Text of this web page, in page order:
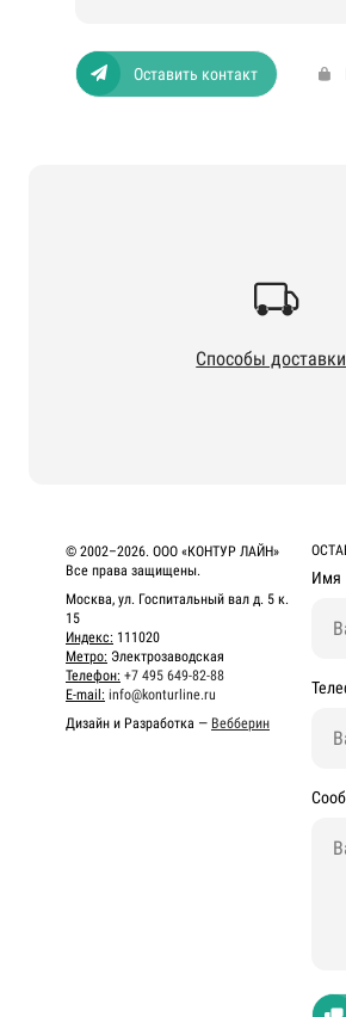
Оставить контакт
Способы доставки
© 2002–2026. ООО «КОНТУР ЛАЙН»
Все права защищены.
Москва, ул. Госпитальный вал д. 5 к.
15
Индекс: 111020
Метро: Электрозаводская
Телефон: +7 495 649-82-88
E-mail: info@konturline.ru
Дизайн и Разработка — Вебберин
Имя